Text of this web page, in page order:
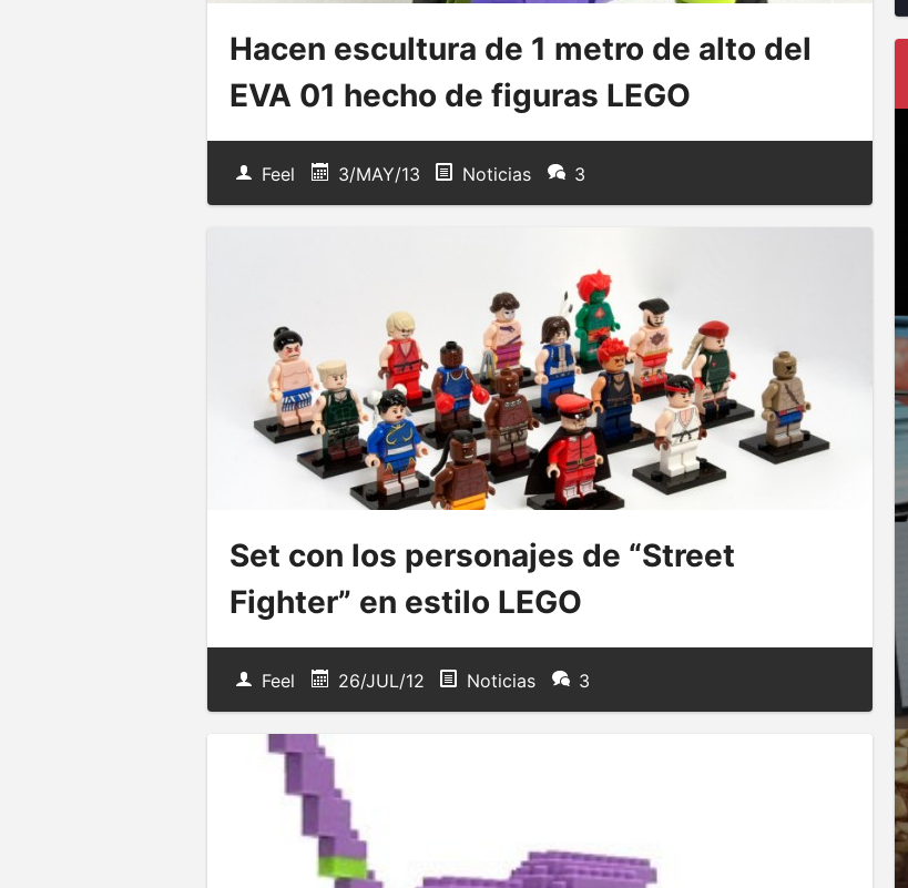
Hacen escultura de 1 metro de alto del
EVA 01 hecho de figuras LEGO
Feel 3/MAY/13 Noticias 3
Set con los personajes de “Street
Fighter” en estilo LEGO
Feel 26/JUL/12 Noticias 3